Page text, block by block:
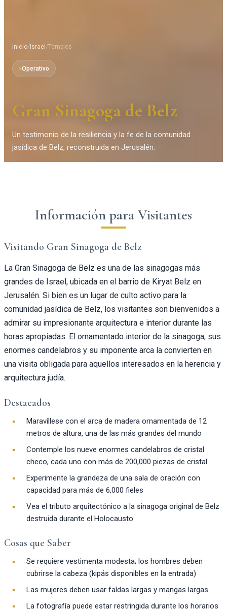
Inicio/ Israel /Templos
Operativo
Gran Sinagoga de Belz
Un testimonio de la resiliencia y la fe de la comunidad
jasídica de Belz, reconstruida en Jerusalén.
Información para Visitantes
Visitando Gran Sinagoga de Belz
La Gran Sinagoga de Belz es una de las sinagogas más
grandes de Israel, ubicada en el barrio de Kiryat Belz en
Jerusalén. Si bien es un lugar de culto activo para la
comunidad jasídica de Belz, los visitantes son bienvenidos a
admirar su impresionante arquitectura e interior durante las
horas apropiadas. El ornamentado interior de la sinagoga, sus
enormes candelabros y su imponente arca la convierten en
una visita obligada para aquellos interesados en la herencia y
arquitectura judía.
Destacados
Maravíllese con el arca de madera ornamentada de 12
metros de altura, una de las más grandes del mundo
Contemple los nueve enormes candelabros de cristal
checo, cada uno con más de 200,000 piezas de cristal
Experimente la grandeza de una sala de oración con
capacidad para más de 6,000 fieles
Vea el tributo arquitectónico a la sinagoga original de Belz
destruida durante el Holocausto
Cosas que Saber
Se requiere vestimenta modesta; los hombres deben
cubrirse la cabeza (kipás disponibles en la entrada)
Las mujeres deben usar faldas largas y mangas largas
La fotografía puede estar restringida durante los horarios